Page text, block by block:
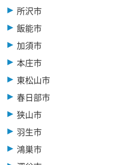
所沢市
飯能市
加須市
本庄市
東松山市
春日部市
狭山市
羽生市
鴻巣市